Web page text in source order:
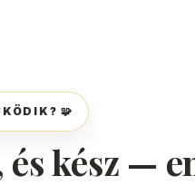
🧩
és kész —